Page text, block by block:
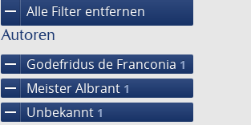
remove Alle Filter entfernen
Autoren
remove Godefridus de Franconia 1
remove Meister Albrant 1
remove Unbekannt 1